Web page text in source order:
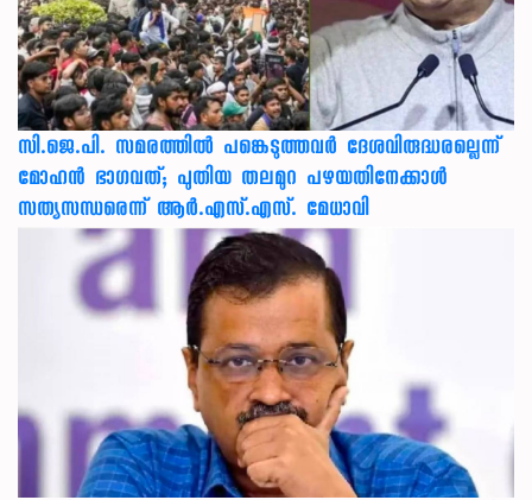
സി.ജെ.പി. സമരത്തിൽ പങ്കെടുത്തവർ ദേശവിരുദ്ധരല്ലെന്ന്
മോഹൻ ഭാഗവത്; പുതിയ തലമുറ പഴയതിനേക്കാൾ
സത്യസന്ധരെന്ന് ആർ.എസ്.എസ്. മേധാവി